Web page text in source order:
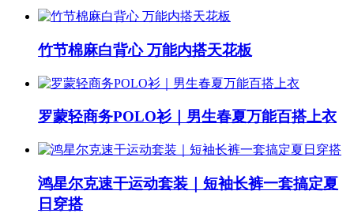
竹节棉麻白背心 万能内搭天花板
罗蒙轻商务POLO衫｜男生春夏万能百搭上衣
鸿星尔克速干运动套装｜短袖长裤一套搞定夏
日穿搭